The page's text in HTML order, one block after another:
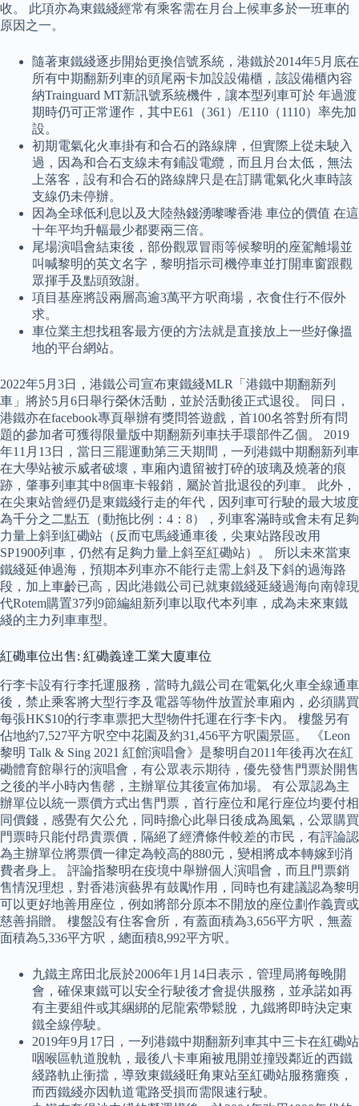
收。 此項亦為東鐵綫經常有乘客需在月台上候車多於一班車的
原因之一。
隨著東鐵綫逐步開始更換信號系統，港鐵於2014年5月底在
所有中期翻新列車的頭尾兩卡加設設備櫃，該設備櫃內容
納Trainguard MT新訊號系統機件，讓本型列車可於 年過渡
期時仍可正常運作，其中E61（361）/E110（1110）率先加
設。
初期電氣化火車掛有和合石的路線牌，但實際上從未駛入
過，因為和合石支線未有鋪設電纜，而且月台太低，無法
上落客，設有和合石的路線牌只是在訂購電氣化火車時該
支線仍未停辦。
因為全球低利息以及大陸熱錢湧嚟嚟香港 車位的價值 在這
十年平均升幅最少都要兩三倍。
尾場演唱會結束後，部份觀眾冒雨等候黎明的座駕離場並
叫喊黎明的英文名字，黎明指示司機停車並打開車窗跟觀
眾揮手及點頭致謝。
項目基座將設兩層高逾3萬平方呎商場，衣食住行不假外
求。
車位業主想找租客最方便的方法就是直接放上一些好像搵
地的平台網站。
2022年5月3日，港鐵公司宣布東鐵綫MLR「港鐵中期翻新列
車」將於5月6日舉行榮休活動，並於活動後正式退役。 同日，
港鐵亦在facebook專頁舉辦有獎問答遊戲，首100名答對所有問
題的參加者可獲得限量版中期翻新列車扶手環部件乙個。 2019
年11月13日，當日三罷運動第三天期間，一列港鐵中期翻新列車
在大學站被示威者破壞，車廂內遺留被打碎的玻璃及燒著的痕
跡，肇事列車其中8個車卡報銷，屬於首批退役的列車。 此外，
在尖東站曾經仍是東鐵綫行走的年代，因列車可行駛的最大坡度
為千分之二點五（動拖比例：4：8），列車客滿時或會未有足夠
力量上斜到紅磡站（反而屯馬綫通車後，尖東站路段改用
SP1900列車，仍然有足夠力量上斜至紅磡站）。 所以未來當東
鐵綫延伸過海，預期本列車亦不能行走需上斜及下斜的過海路
段，加上車齡已高，因此港鐵公司已就東鐵綫延綫過海向南韓現
代Rotem購置37列9節編組新列車以取代本列車，成為未來東鐵
綫的主力列車車型。
紅磡車位出售: 紅磡義達工業大廈車位
行李卡設有行李托運服務，當時九鐵公司在電氣化火車全線通車
後，禁止乘客將大型行李及電器等物件放置於車廂內，必須購買
每張HK$10的行李車票把大型物件托運在行李卡內。 樓盤另有
佔地約7,527平方呎空中花園及約31,456平方呎園景區。 《Leon
黎明 Talk & Sing 2021 紅館演唱會》是黎明自2011年後再次在紅
磡體育館舉行的演唱會，有公眾表示期待，優先發售門票於開售
之後的半小時內售罄，主辦單位其後宣佈加場。 有公眾認為主
辦單位以統一票價方式出售門票，首行座位和尾行座位均要付相
同價錢，感覺有欠公允，同時擔心此舉日後成為風氣，公眾購買
門票時只能付昂貴票價，隔絕了經濟條件較差的市民，有評論認
為主辦單位將票價一律定為較高的880元，變相將成本轉嫁到消
費者身上。 評論指黎明在疫境中舉辦個人演唱會，而且門票銷
售情況理想，對香港演藝界有鼓勵作用，同時也有建議認為黎明
可以更好地善用座位，例如將部分原本不開放的座位劃作義賣或
慈善捐贈。 樓盤設有住客會所，有蓋面積為3,656平方呎，無蓋
面積為5,336平方呎，總面積8,992平方呎。
九鐵主席田北辰於2006年1月14日表示，管理局將每晚開
會，確保東鐵可以安全行駛後才會提供服務，並承諾如再
有主要組件或其綑綁的尼龍索帶鬆脫，九鐵將即時決定東
鐵全線停駛。
2019年9月17日，一列港鐵中期翻新列車其中三卡在紅磡站
咽喉區軌道脫軌，最後八卡車廂被甩開並撞毀鄰近的西鐵
綫路軌止衝擋，導致東鐵綫旺角東站至紅磡站服務癱瘓，
而西鐵綫亦因軌道電路受損而需限速行駛。